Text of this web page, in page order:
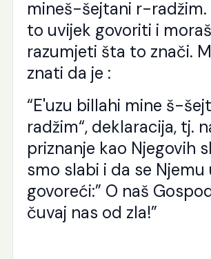
mineš-šejtani r-
to uvijek govoriti i moraš
razumjeti šta to znači.
znati da je :
“E'uzu billahi mine š-
radžim“, deklaracija, tj.
priznanje kao Njegovih
smo slabi i da se
govoreći:” O naš
čuvaj nas od zla!”